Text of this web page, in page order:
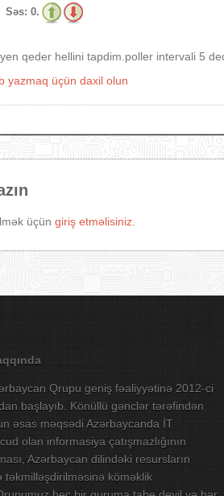
Səs: 0.
qeder hellini tapdim.poller intervali 5
yazmaq üçün daxil olun
üçün giriş etməlisiniz
Qrupu geniş fəaliyyətinə 2012-ci
başlayıb. Könüllü gənclər tərəfindən
əsas məqsədi Azərbaycanda İT
olan informasiya çatışmazlığının
Azərbaycan dilindəki resursların
təkmilləşdirilməsinə köməklik